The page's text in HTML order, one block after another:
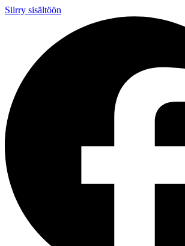
Siirry sisältöön